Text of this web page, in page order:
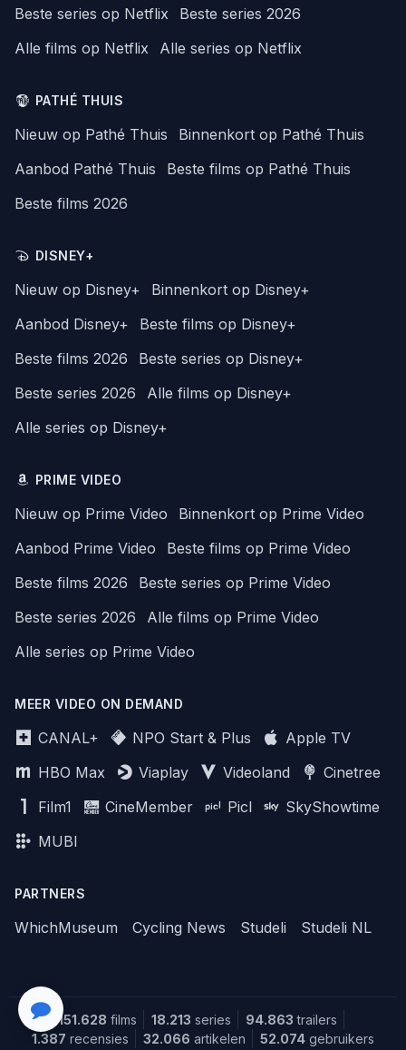
Beste series op Netflix
Beste series 2026
Alle films op Netflix
Alle series op Netflix
PATHÉ THUIS
Nieuw op Pathé Thuis
Binnenkort op Pathé Thuis
Aanbod Pathé Thuis
Beste films op Pathé Thuis
Beste films 2026
DISNEY+
Nieuw op Disney+
Binnenkort op Disney+
Aanbod Disney+
Beste films op Disney+
Beste films 2026
Beste series op Disney+
Beste series 2026
Alle films op Disney+
Alle series op Disney+
PRIME VIDEO
Nieuw op Prime Video
Binnenkort op Prime Video
Aanbod Prime Video
Beste films op Prime Video
Beste films 2026
Beste series op Prime Video
Beste series 2026
Alle films op Prime Video
Alle series op Prime Video
MEER VIDEO ON DEMAND
CANAL+ NPO Start & Plus
Apple TV
HBO Max
Viaplay Videoland
Cinetree
Film1
CineMember Picl
SkyShowtime
MUBI
PARTNERS
WhichMuseum Cycling News Studeli Studeli NL
151.628 films 18.213 series 94.863 trailers
1.387 recensies 32.066 artikelen 52.074 gebruikers